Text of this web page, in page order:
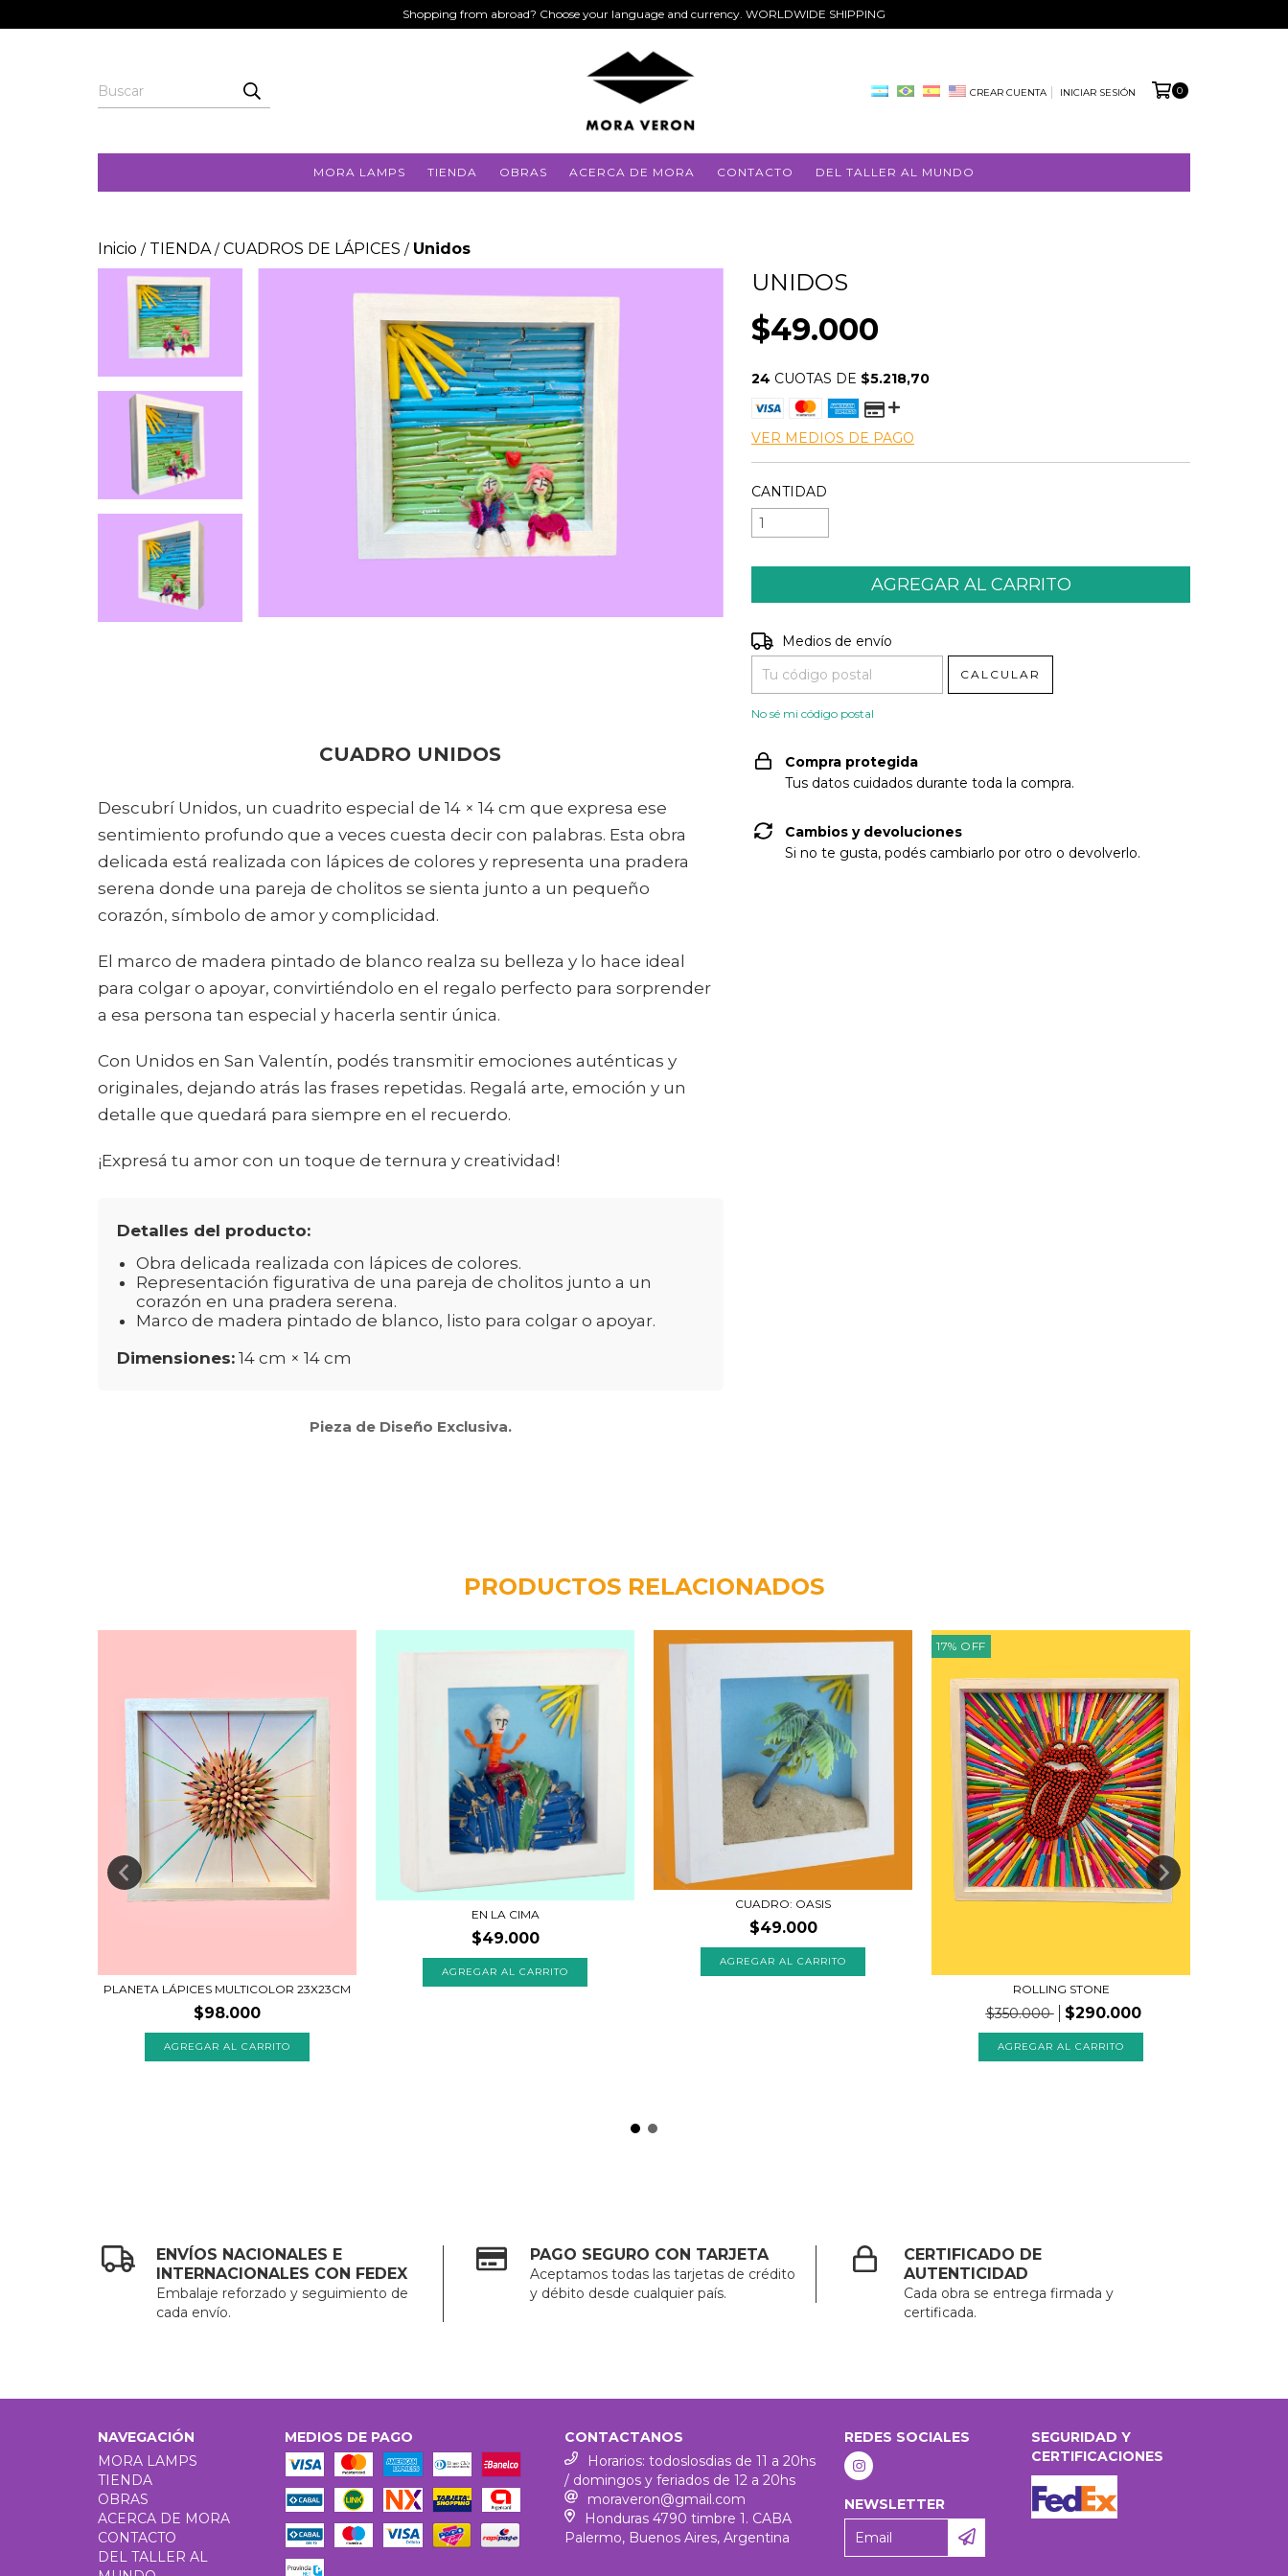
Shopping from abroad? Choose your language and currency. WORLDWIDE SHIPPING
CREAR CUENTA INICIAR SESIÓN 0
MORA LAMPS TIENDA OBRAS ACERCA DE MORA CONTACTO DEL TALLER AL MUNDO
Inicio / TIENDA / CUADROS DE LÁPICES / Unidos
CUADRO UNIDOS
Descubrí Unidos, un cuadrito especial de 14 × 14 cm que expresa ese
sentimiento profundo que a veces cuesta decir con palabras. Esta obra
delicada está realizada con lápices de colores y representa una pradera
serena donde una pareja de cholitos se sienta junto a un pequeño
corazón, símbolo de amor y complicidad.
El marco de madera pintado de blanco realza su belleza y lo hace ideal
para colgar o apoyar, convirtiéndolo en el regalo perfecto para sorprender
a esa persona tan especial y hacerla sentir única.
Con Unidos en San Valentín, podés transmitir emociones auténticas y
originales, dejando atrás las frases repetidas. Regalá arte, emoción y un
detalle que quedará para siempre en el recuerdo.
¡Expresá tu amor con un toque de ternura y creatividad!
Detalles del producto:
Obra delicada realizada con lápices de colores.
Representación figurativa de una pareja de cholitos junto a un
corazón en una pradera serena.
Marco de madera pintado de blanco, listo para colgar o apoyar.
Dimensiones: 14 cm × 14 cm
Pieza de Diseño Exclusiva.
UNIDOS
$49.000
24 CUOTAS DE $5.218,70
VER MEDIOS DE PAGO
CANTIDAD
Entregas para el CP:
Medios de envío
CALCULAR
No sé mi código postal
Compra protegida
Tus datos cuidados durante toda la compra.
Cambios y devoluciones
Si no te gusta, podés cambiarlo por otro o devolverlo.
PRODUCTOS RELACIONADOS
PLANETA LÁPICES MULTICOLOR 23X23CM
$98.000
EN LA CIMA
$49.000
CUADRO: OASIS
$49.000
17% OFF
ROLLING STONE
$350.000 $290.000
ENVÍOS NACIONALES E
INTERNACIONALES CON FEDEX
Embalaje reforzado y seguimiento de
cada envío.
PAGO SEGURO CON TARJETA
Aceptamos todas las tarjetas de crédito
y débito desde cualquier país.
CERTIFICADO DE
AUTENTICIDAD
Cada obra se entrega firmada y
certificada.
NAVEGACIÓN
MORA LAMPS
TIENDA
OBRAS
ACERCA DE MORA
CONTACTO
DEL TALLER AL
MEDIOS DE PAGO
CONTACTANOS
Horarios: todoslosdias de 11 a 20hs
/ domingos y feriados de 12 a 20hs
moraveron@gmail.com
Honduras 4790 timbre 1. CABA
Palermo, Buenos Aires, Argentina
REDES SOCIALES
NEWSLETTER
SEGURIDAD Y
CERTIFICACIONES